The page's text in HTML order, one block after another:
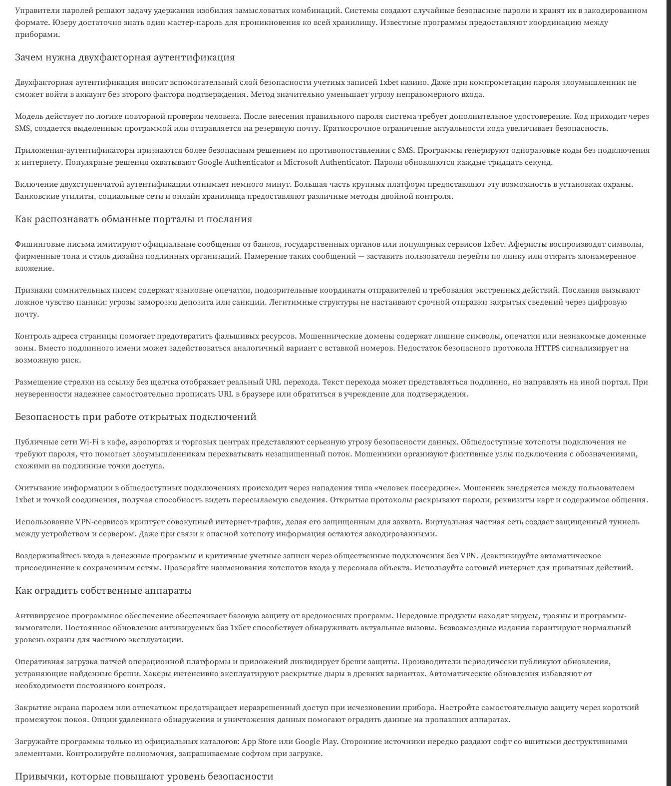
Управители паролей решают задачу удержания изобилия замысловатых комбинаций. Системы создают случайные безопасные пароли и хранят их в закодированном
формате. Юзеру достаточно знать один мастер-пароль для проникновения ко всей хранилищу. Известные программы предоставляют координацию между
приборами.
Зачем нужна двухфакторная аутентификация
Двухфакторная аутентификация вносит вспомогательный слой безопасности учетных записей 1xbet казино. Даже при компрометации пароля злоумышленник не
сможет войти в аккаунт без второго фактора подтверждения. Метод значительно уменьшает угрозу неправомерного входа.
Модель действует по логике повторной проверки человека. После внесения правильного пароля система требует дополнительное удостоверение. Код приходит через
SMS, создается выделенным программой или отправляется на резервную почту. Краткосрочное ограничение актуальности кода увеличивает безопасность.
Приложения-аутентификаторы признаются более безопасным решением по противопоставлении с SMS. Программы генерируют одноразовые коды без подключения
к интернету. Популярные решения охватывают Google Authenticator и Microsoft Authenticator. Пароли обновляются каждые тридцать секунд.
Включение двухступенчатой аутентификации отнимает немного минут. Большая часть крупных платформ предоставляют эту возможность в установках охраны.
Банковские утилиты, социальные сети и онлайн хранилища предоставляют различные методы двойной контроля.
Как распознавать обманные порталы и послания
Фишинговые письма имитируют официальные сообщения от банков, государственных органов или популярных сервисов 1хбет. Аферисты воспроизводят символы,
фирменные тона и стиль дизайна подлинных организаций. Намерение таких сообщений — заставить пользователя перейти по линку или открыть злонамеренное
вложение.
Признаки сомнительных писем содержат языковые опечатки, подозрительные координаты отправителей и требования экстренных действий. Послания вызывают
ложное чувство паники: угрозы заморозки депозита или санкции. Легитимные структуры не настаивают срочной отправки закрытых сведений через цифровую
почту.
Контроль адреса страницы помогает предотвратить фальшивых ресурсов. Мошеннические домены содержат лишние символы, опечатки или незнакомые доменные
зоны. Вместо подлинного имени может задействоваться аналогичный вариант с вставкой номеров. Недостаток безопасного протокола HTTPS сигнализирует на
возможную риск.
Размещение стрелки на ссылку без щелчка отображает реальный URL перехода. Текст перехода может представляться подлинно, но направлять на иной портал. При
неуверенности надежнее самостоятельно прописать URL в браузере или обратиться в учреждение для подтверждения.
Безопасность при работе открытых подключений
Публичные сети Wi-Fi в кафе, аэропортах и торговых центрах представляют серьезную угрозу безопасности данных. Общедоступные хотспоты подключения не
требуют пароля, что помогает злоумышленникам перехватывать незащищенный поток. Мошенники организуют фиктивные узлы подключения с обозначениями,
схожими на подлинные точки доступа.
Считывание информации в общедоступных подключениях происходит через нападения типа «человек посередине». Мошенник внедряется между пользователем
1xbet и точкой соединения, получая способность видеть пересылаемую сведения. Открытые протоколы раскрывают пароли, реквизиты карт и содержимое общения.
Использование VPN-сервисов криптует совокупный интернет-трафик, делая его защищенным для захвата. Виртуальная частная сеть создает защищенный туннель
между устройством и сервером. Даже при связи к опасной хотспоту информация остаются закодированными.
Воздерживайтесь входа в денежные программы и критичные учетные записи через общественные подключения без VPN. Деактивируйте автоматическое
присоединение к сохраненным сетям. Проверяйте наименования хотспотов входа у персонала объекта. Используйте сотовый интернет для приватных действий.
Как оградить собственные аппараты
Антивирусное программное обеспечение обеспечивает базовую защиту от вредоносных программ. Передовые продукты находят вирусы, трояны и программы-
вымогатели. Постоянное обновление антивирусных баз 1хбет способствует обнаруживать актуальные вызовы. Безвозмездные издания гарантируют нормальный
уровень охраны для частного эксплуатации.
Оперативная загрузка патчей операционной платформы и приложений ликвидирует бреши защиты. Производители периодически публикуют обновления,
устраняющие найденные бреши. Хакеры интенсивно эксплуатируют раскрытые дыры в древних вариантах. Автоматические обновления избавляют от
необходимости постоянного контроля.
Закрытие экрана паролем или отпечатком предотвращает неразрешенный доступ при исчезновении прибора. Настройте самостоятельную защиту через короткий
промежуток покоя. Опции удаленного обнаружения и уничтожения данных помогают оградить данные на пропавших аппаратах.
Загружайте программы только из официальных каталогов: App Store или Google Play. Сторонние источники нередко раздают софт со вшитыми деструктивными
элементами. Контролируйте полномочия, запрашиваемые софтом при загрузке.
Привычки, которые повышают уровень безопасности